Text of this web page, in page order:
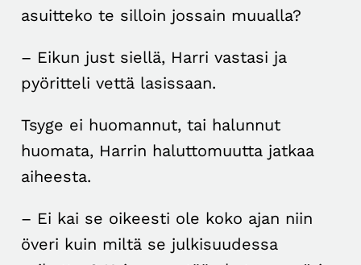
asuitteko te silloin jossain muualla?
– Eikun just siellä, Harri vastasi ja
pyöritteli vettä lasissaan.
Tsyge ei huomannut, tai halunnut
huomata, Harrin haluttomuutta jatkaa
aiheesta.
– Ei kai se oikeesti ole koko ajan niin
överi kuin miltä se julkisuudessa